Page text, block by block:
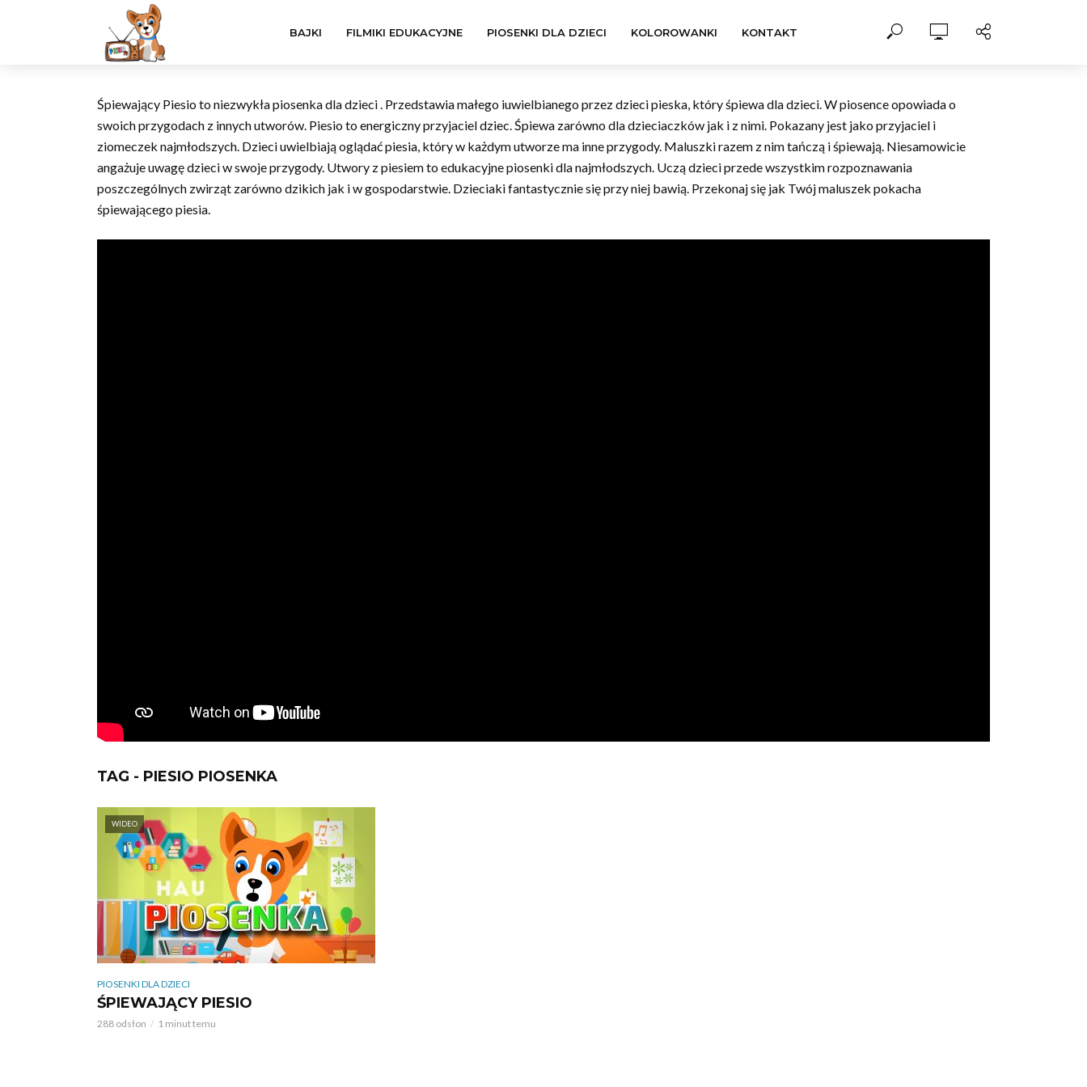
BAJKI FILMIKI EDUKACYJNE PIOSENKI DLA DZIECI KOLOROWANKI KONTAKT
Śpiewający Piesio to niezwykła piosenka dla dzieci . Przedstawia małego iuwielbianego przez dzieci pieska, który śpiewa dla dzieci. W piosence opowiada o
swoich przygodach z innych utworów. Piesio to energiczny przyjaciel dziec. Śpiewa zarówno dla dzieciaczków jak i z nimi. Pokazany jest jako przyjaciel i
ziomeczek najmłodszych. Dzieci uwielbiają oglądać piesia, który w każdym utworze ma inne przygody. Maluszki razem z nim tańczą i śpiewają. Niesamowicie
angażuje uwagę dzieci w swoje przygody. Utwory z piesiem to edukacyjne piosenki dla najmłodszych. Uczą dzieci przede wszystkim rozpoznawania
poszczególnych zwirząt zarówno dzikich jak i w gospodarstwie. Dzieciaki fantastycznie się przy niej bawią. Przekonaj się jak Twój maluszek pokacha
śpiewającego piesia.
TAG - PIESIO PIOSENKA
WIDEO
PIOSENKI DLA DZIECI
ŚPIEWAJĄCY PIESIO
288 odsłon 1 minut temu